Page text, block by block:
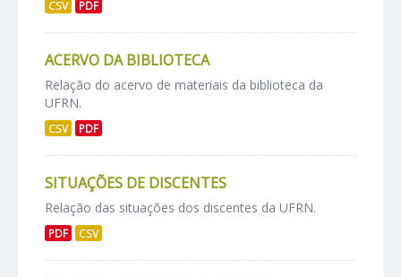
CSV PDF
ACERVO DA BIBLIOTECA
Relação do acervo de materiais da biblioteca da
UFRN.
CSV PDF
SITUAÇÕES DE DISCENTES
Relação das situações dos discentes da UFRN.
PDF CSV